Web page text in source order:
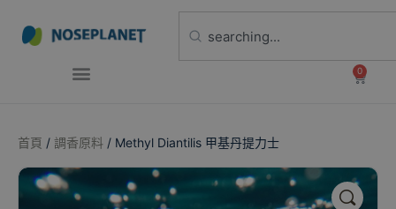
0
首頁 / 調香原料 / Methyl Diantilis 甲基丹提力士